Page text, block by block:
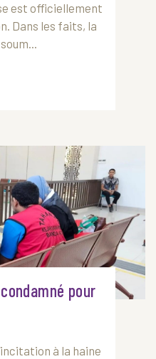
est officiellement
Dans les faits, la
pour
à la haine